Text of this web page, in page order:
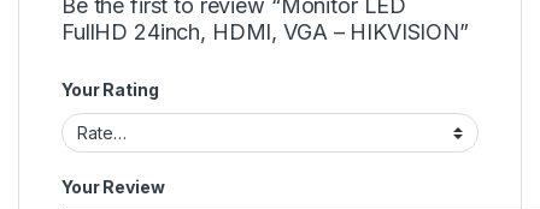
Be the first to review “Monitor LED
FullHD 24inch, HDMI, VGA – HIKVISION”
Your Rating
Your Review